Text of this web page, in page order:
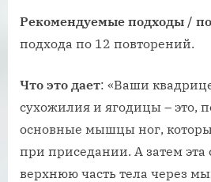
Рекомендуемые подходы /
подхода по 12 повторений.
Что это дает: «Ваши
сухожилия и ягодицы – это,
основные мышцы ног,
при приседании. А затем эта
верхнюю часть тела через